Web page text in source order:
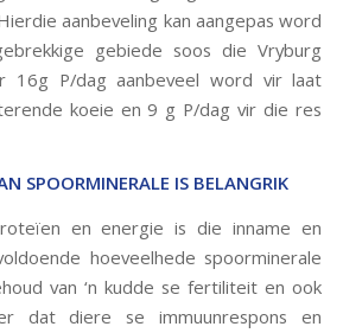
aanbeveling kan aangepas word
gebiede soos die Vryburg
16g P/dag aanbeveel word vir laat
koeie en 9 g P/dag vir die res
SPOORMINERALE IS BELANGRIK
en energie is die inname en
hoeveelhede spoorminerale
van ‘n kudde se fertiliteit en ook
dat diere se immuunrespons en